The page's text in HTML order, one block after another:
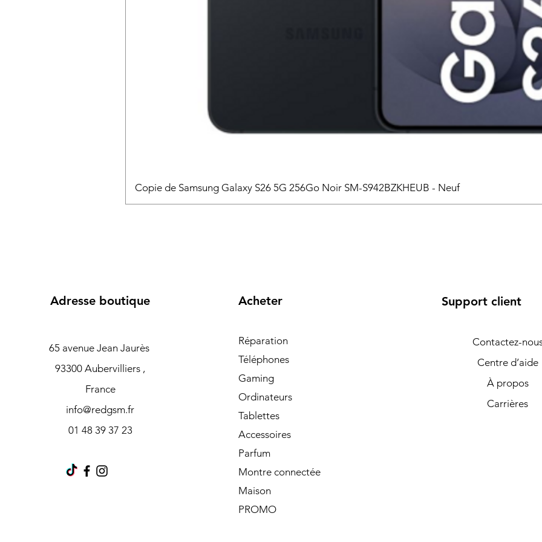
Copie de Samsung Galaxy S26 5G 256Go Noir SM-S942BZKHEUB - Neuf
Adresse boutique
65 avenue Jean Jaurès
93300 Aubervilliers ,
France
info@redgsm.fr
01 48 39 37 23
Acheter
Réparation
Téléphones
Gaming
Ordinateurs
Tablettes
Accessoires
Parfum
Montre connectée
Maison
PROMO
Support client
Contactez-
Centre d’aide
À propos
Carrières